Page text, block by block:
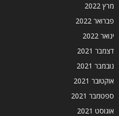
מרץ 2022
פברואר 2022
ינואר 2022
דצמבר 2021
נובמבר 2021
אוקטובר 2021
ספטמבר 2021
אוגוסט 2021